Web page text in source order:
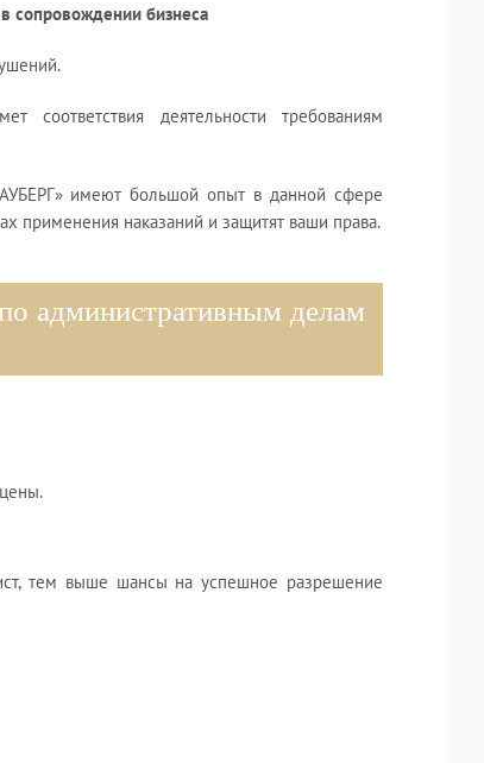
сопровождении бизнеса
деятельности требованиям
имеют большой опыт в данной сфере
применения наказаний и защитят ваши права.
административным делам
тем выше шансы на успешное разрешение